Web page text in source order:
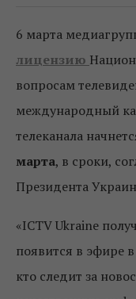
6 марта
лицензию
вопросам
международный
телеканала
марта, в сроки,
Президента
«ICTV Ukraine
появится в эфире
кто следит за